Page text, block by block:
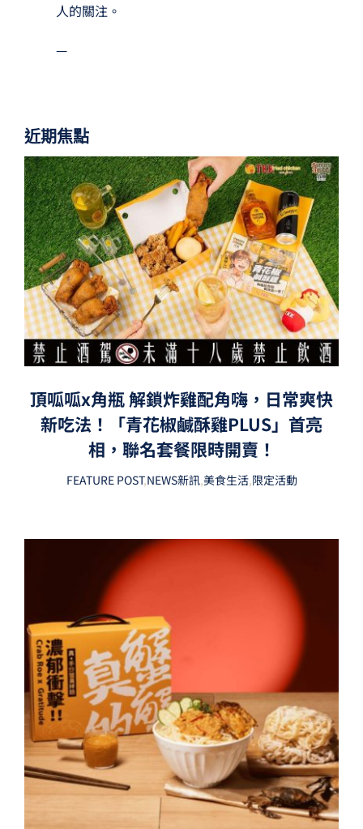
人的關注。
—
近期焦點
頂呱呱x角瓶 解鎖炸雞配角嗨，日常爽快
新吃法！「青花椒鹹酥雞PLUS」首亮
相，聯名套餐限時開賣！
FEATURE POST,NEWS新訊,美食生活,限定活動